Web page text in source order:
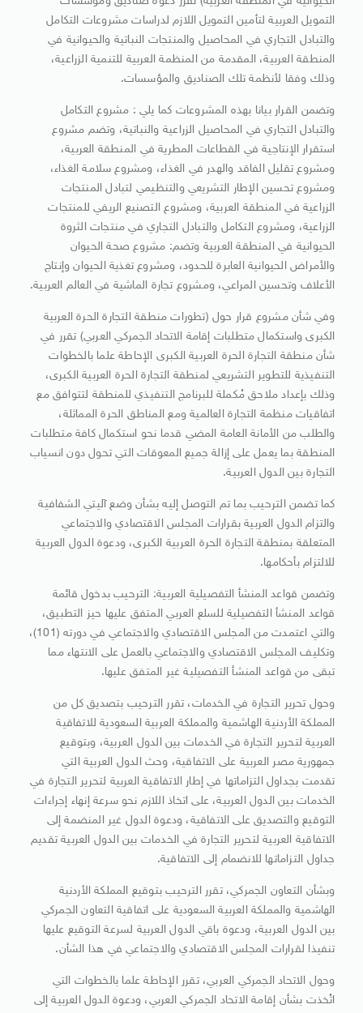
التمويل العربية لتأمين التمويل اللازم لدراسات مشروعات التكامل
والتبادل التجاري في المحاصيل والمنتجات النباتية والحيوانية في
المنطقة العربية، المقدمة من المنظمة العربية للتنمية الزراعية،
وذلك وفقا لأنظمة تلك الصناديق والمؤسسات.
وتضمن القرار بيانا بهذه المشروعات كما يلي : مشروع التكامل
والتبادل التجاري في المحاصيل الزراعية والنباتية، وتضم مشروع
استقرار الإنتاجية في القطاعات المطرية في المنطقة العربية،
ومشروع تقليل الفاقد والهدر في الغذاء، ومشروع سلامة الغذاء،
ومشروع تحسين الإطار التشريعي والتنظيمي لتبادل المنتجات
الزراعية في المنطقة العربية، ومشروع التصنيع الريفي للمنتجات
الزراعية، ومشروع التكامل والتبادل التجاري في منتجات الثروة
الحيوانية في المنطقة العربية وتضم: مشروع صحة الحيوان
والأمراض الحيوانية العابرة للحدود، ومشروع تغذية الحيوان وإنتاج
الأعلاف وتحسين المراعي، ومشروع تجارة الماشية في العالم العربية.
وفي شأن مشروع قرار حول (تطورات منطقة التجارة الحرة العربية
الكبرى واستكمال متطلبات إقامة الاتحاد الجمركي العربي) تقرر في
شأن منطقة التجارة الحرة العربية الكبرى الإحاطة علما بالخطوات
التنفيذية للتطوير التشريعي لمنطقة التجارة الحرة العربية الكبرى،
وذلك بإعداد ملاحق مُكملة للبرنامج التنفيذي للمنطقة لتتوافق مع
اتفاقيات منظمة التجارة العالمية ومع المناطق الحرة المماثلة،
والطلب من الأمانة العامة المضي قدما نحو استكمال كافة متطلبات
المنطقة بما يعمل على إزالة جميع المعوقات التي تحول دون انسياب
التجارة بين الدول العربية.
كما تضمن الترحيب بما تم التوصل إليه بشأن وضع آليتي الشفافية
والتزام الدول العربية بقرارات المجلس الاقتصادي والاجتماعي
المتعلقة بمنطقة التجارة الحرة العربية الكبرى، ودعوة الدول العربية
للالتزام بأحكامها.
وتضمن قواعد المنشأ التفصيلية العربية: الترحيب بدخول قائمة
قواعد المنشأ التفصيلية للسلع العربي المتفق عليها حيز التطبيق،
والتي اعتمدت من المجلس الاقتصادي والاجتماعي في دورته (101)،
وتكليف المجلس الاقتصادي والاجتماعي بالعمل على الانتهاء مما
تبقى من قواعد المنشأ التفصيلية غير المتفق عليها.
وحول تحرير التجارة في الخدمات، تقرر الترحيب بتصديق كل من
المملكة الأردنية الهاشمية والمملكة العربية السعودية للاتفاقية
العربية لتحرير التجارة في الخدمات بين الدول العربية، وبتوقيع
جمهورية مصر العربية على الاتفاقية، وحث الدول العربية التي
تقدمت بجداول التزاماتها في إطار الاتفاقية العربية لتحرير التجارة في
الخدمات بين الدول العربية، على اتخاذ اللازم نحو سرعة إنهاء إجراءات
التوقيع والتصديق على الاتفاقية، ودعوة الدول غير المنضمة إلى
الاتفاقية العربية لتحرير التجارة في الخدمات بين الدول العربية تقديم
جداول التزاماتها للانضمام إلى الاتفاقية.
وبشأن التعاون الجمركي، تقرر الترحيب بتوقيع المملكة الأردنية
الهاشمية والمملكة العربية السعودية على اتفاقية التعاون الجمركي
بين الدول العربية، ودعوة باقي الدول العربية لسرعة التوقيع عليها
تنفيذا لقرارات المجلس الاقتصادي والاجتماعي في هذا الشأن.
وحول الاتحاد الجمركي العربي، تقرر الإحاطة علما بالخطوات التي
اتُخذت بشأن إقامة الاتحاد الجمركي العربي، ودعوة الدول العربية إلى